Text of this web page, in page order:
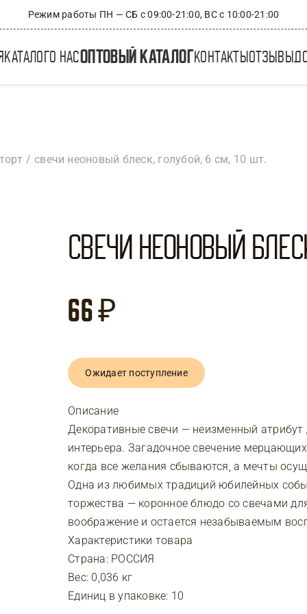
Режим работы ПН — СБ с 09:00-21:00, ВС с 10:00-21:00
каталого насоптовый каталогконтакты отзывы
свечи неоновый блеск, голубой, 6 см, 10 шт.
Свечи Неоновый
66₽
Ожидает поступление
Описание
Декоративные свечи — неизменный
интерьера. Загадочное свечение
когда все желания сбываются, а мечты
Одна из любимых традиций юбилейных
торжества — коронное блюдо со свечами
воображение и остается незабываемым
Характеристики товара
Страна: РОССИЯ
Вес: 0,036 кг
Единиц в упаковке: 10